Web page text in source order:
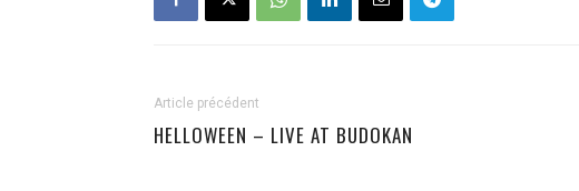
Article précédent
HELLOWEEN – LIVE AT BUDOKAN